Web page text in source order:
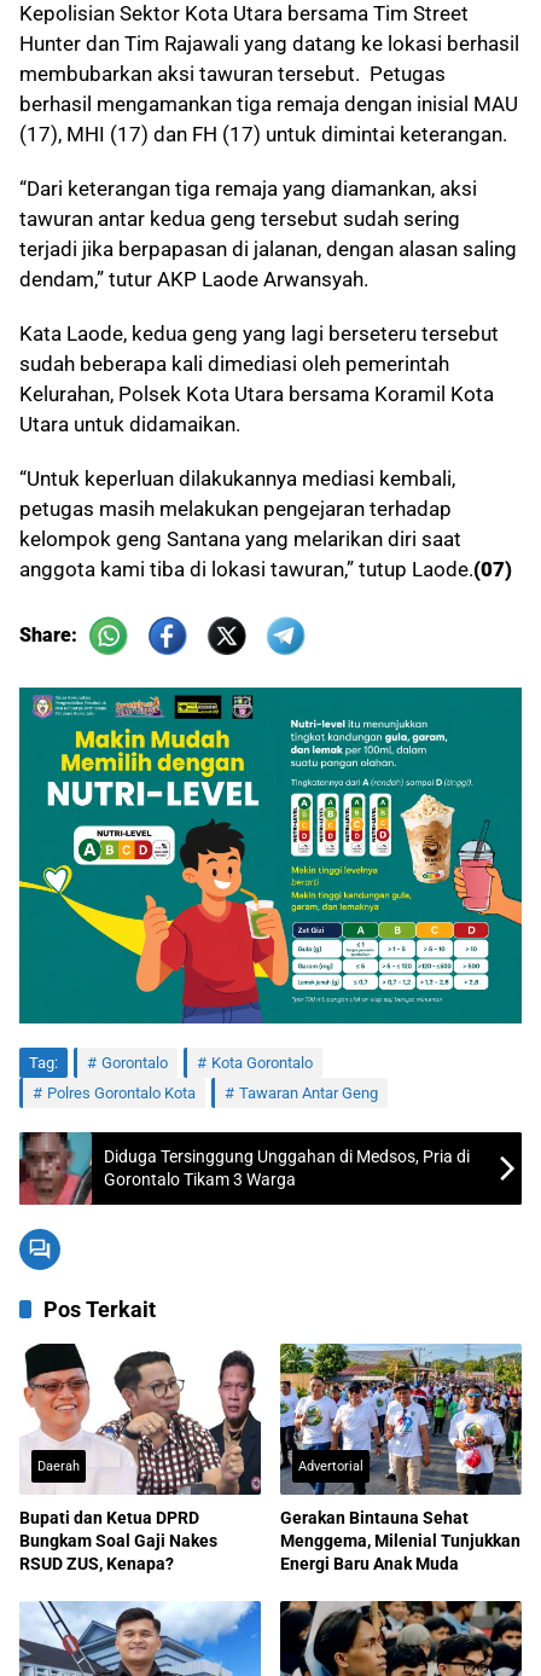
Kepolisian Sektor Kota Utara bersama Tim Street
Hunter dan Tim Rajawali yang datang ke lokasi berhasil
membubarkan aksi tawuran tersebut. Petugas
berhasil mengamankan tiga remaja dengan inisial MAU
(17), MHI (17) dan FH (17) untuk dimintai keterangan.
“Dari keterangan tiga remaja yang diamankan, aksi
tawuran antar kedua geng tersebut sudah sering
terjadi jika berpapasan di jalanan, dengan alasan saling
dendam,” tutur AKP Laode Arwansyah.
Kata Laode, kedua geng yang lagi berseteru tersebut
sudah beberapa kali dimediasi oleh pemerintah
Kelurahan, Polsek Kota Utara bersama Koramil Kota
Utara untuk didamaikan.
“Untuk keperluan dilakukannya mediasi kembali,
petugas masih melakukan pengejaran terhadap
kelompok geng Santana yang melarikan diri saat
anggota kami tiba di lokasi tawuran,” tutup Laode.(07)
Share:
Tag: Gorontalo
Kota Gorontalo
Polres Gorontalo Kota
Tawaran Antar Geng
Diduga Tersinggung Unggahan di Medsos, Pria di
Gorontalo Tikam 3 Warga
Pos Terkait
Daerah
Bupati dan Ketua DPRD
Bungkam Soal Gaji Nakes
RSUD ZUS, Kenapa?
Advertorial
Gerakan Bintauna Sehat
Menggema, Milenial Tunjukkan
Energi Baru Anak Muda